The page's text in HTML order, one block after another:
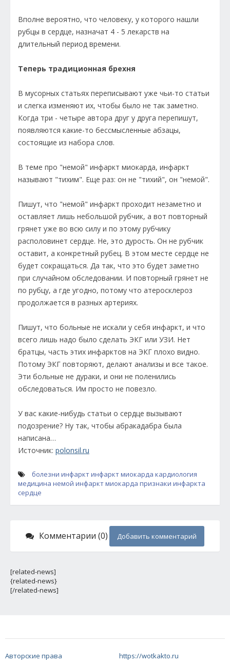
Вполне вероятно, что человеку, у которого нашли
рубцы в сердце, назначат 4 - 5 лекарств на
длительный период времени.
Теперь традиционная брехня
В мусорных статьях переписывают уже чьи-то статьи
и слегка изменяют их, чтобы было не так заметно.
Когда три - четыре автора друг у друга перепишут,
появляются какие-то бессмысленные абзацы,
состоящие из набора слов.
В теме про "немой" инфаркт миокарда, инфаркт
называют "тихим". Еще раз: он не "тихий", он "немой".
Пишут, что "немой" инфаркт проходит незаметно и
оставляет лишь небольшой рубчик, а вот повторный
грянет уже во всю силу и по этому рубчику
располовинет сердце. Не, это дурость. Он не рубчик
оставит, а конкретный рубец. В этом месте сердце не
будет сокращаться. Да так, что это будет заметно
при случайном обследовании. И повторный грянет не
по рубцу, а где угодно, потому что атеросклероз
продолжается в разных артериях.
Пишут, что больные не искали у себя инфаркт, и что
всего лишь надо было сделать ЭКГ или УЗИ. Нет
братцы, часть этих инфарктов на ЭКГ плохо видно.
Потому ЭКГ повторяют, делают анализы и все такое.
Эти больные не дураки, и они не поленились
обследоваться. Им просто не повезло.
У вас какие-нибудь статьи о сердце вызывают
подозрение? Ну так, чтобы абракадабра была
написана…
Источник: polonsil.ru
болезни инфарктинфаркт миокарда кардиология
медицина немой инфаркт миокарда признаки инфаркта
сердце
Комментарии (0) Добавить комментарий
[related-news]
{related-news}
[/related-news]
Авторские права https://wotkakto.ru